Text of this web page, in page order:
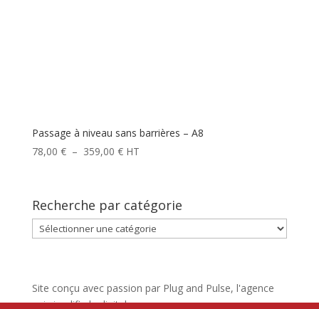
Passage à niveau sans barrières – A8
78,00 € – 359,00 €Plage
78,00 €
à
359,00 €
HT
Recherche par catégorie
Recherche
par
Site conçu avec passion par Plug and Pulse, l'agence
qui simplifie le digital